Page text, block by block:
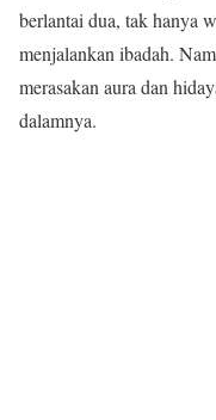
berlantai dua, tak hanya
menjalankan ibadah.
merasakan aura dan
dalamnya.